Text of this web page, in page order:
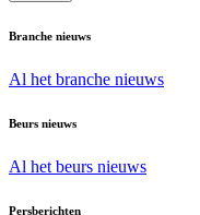
Branche nieuws
Al het branche nieuws
Beurs nieuws
Al het beurs nieuws
Persberichten